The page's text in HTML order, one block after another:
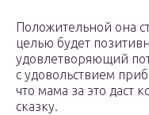
Положительной она
целью будет
удовлетворяющий
с удовольствием
что мама за это даст
сказку.